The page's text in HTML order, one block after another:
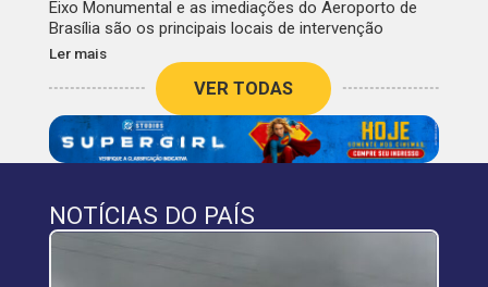
Eixo Monumental e as imediações do Aeroporto de
Brasília são os principais locais de intervenção
Ler mais
VER TODAS
NOTÍCIAS DO PAÍS